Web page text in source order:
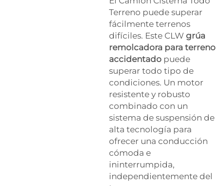
Terreno puede superar
fácilmente terrenos
difíciles. Este CLW grúa
remolcadora para terreno
accidentado puede
superar todo tipo de
condiciones. Un motor
resistente y robusto
combinado con un
sistema de suspensión de
alta tecnología para
ofrecer una conducción
cómoda e
ininterrumpida,
independientemente del